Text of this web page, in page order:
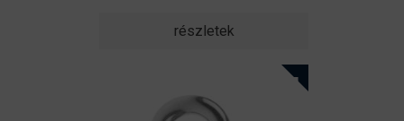
részletek